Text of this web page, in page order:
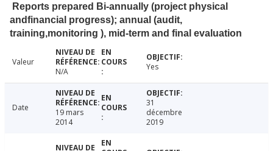
Reports prepared Bi-annually (project physical
andfinancial progress); annual (audit,
training,monitoring ), mid-term and final evaluation
Valeur
N/A
Yes
Date
19 mars
2014
31
décembre
2019